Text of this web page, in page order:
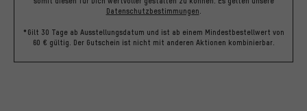
Datenschutzbestimmungen.
*Gilt 30 Tage ab Ausstellungsdatum und ist ab einem Mindestbestellwert von
60 € gültig. Der Gutschein ist nicht mit anderen Aktionen kombinierbar.